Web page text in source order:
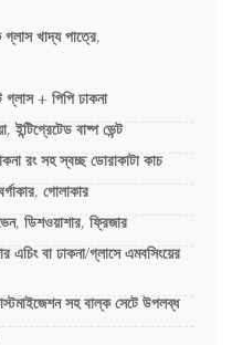
খাদ্য পাত্রে,
গ্লাস + পিপি ঢাকনা
বাষ্প ভেন্ট
রং সহ স্বচ্ছ ডোরাকাটা কাচ
গোলাকার
ডিশওয়াশার, ফ্রিজার
এচিং বা ঢাকনা/গ্লাসে এমবসিংয়ের
সহ বাল্ক সেটে উপলব্ধ